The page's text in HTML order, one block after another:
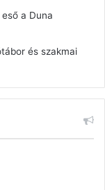
a Duna
és szakmai